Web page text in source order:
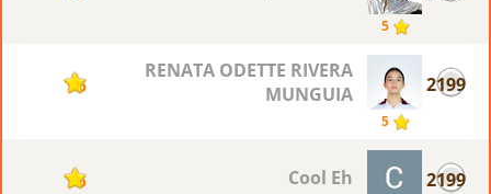
5
2199
5
RENATA ODETTE RIVERA
MUNGUIA
5
2199
Cool Eh
5